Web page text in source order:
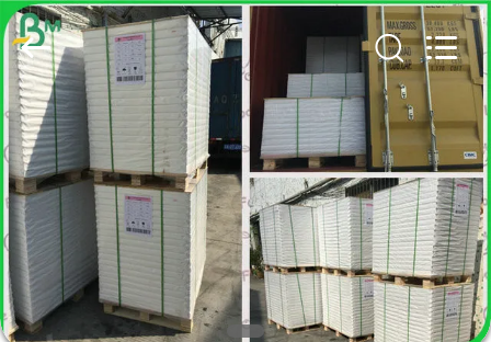
منزل،
بيت
منتجات
معلومات
عنا
2026
GUANGZHOU
BMPAPER
CO.,
LTD..
All
Rights
Reserved.